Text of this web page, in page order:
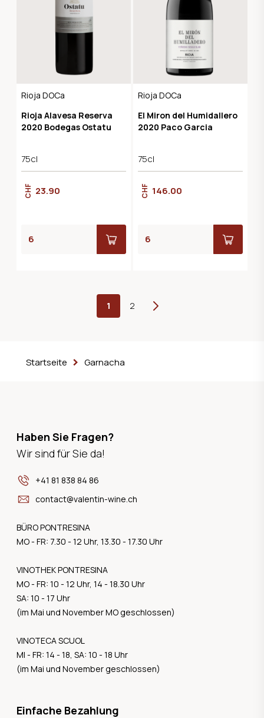
Rioja DOCa
Rioja Alavesa Reserva
2020 Bodegas Ostatu
75cl
CHF 23.90
Rioja DOCa
El Miron del Humidallero
2020 Paco Garcia
75cl
CHF 146.00
1 2 Weiter
Startseite Garnacha
Haben Sie Fragen?
Wir sind für Sie da!
+41 81 838 84 86
contact@valentin-wine.ch
BÜRO PONTRESINA
MO - FR: 7.30 - 12 Uhr, 13.30 - 17.30 Uhr
VINOTHEK PONTRESINA
MO - FR: 10 - 12 Uhr, 14 - 18.30 Uhr
SA: 10 - 17 Uhr
(im Mai und November MO geschlossen)
VINOTECA SCUOL
MI - FR: 14 - 18, SA: 10 - 18 Uhr
(im Mai und November geschlossen)
Einfache Bezahlung